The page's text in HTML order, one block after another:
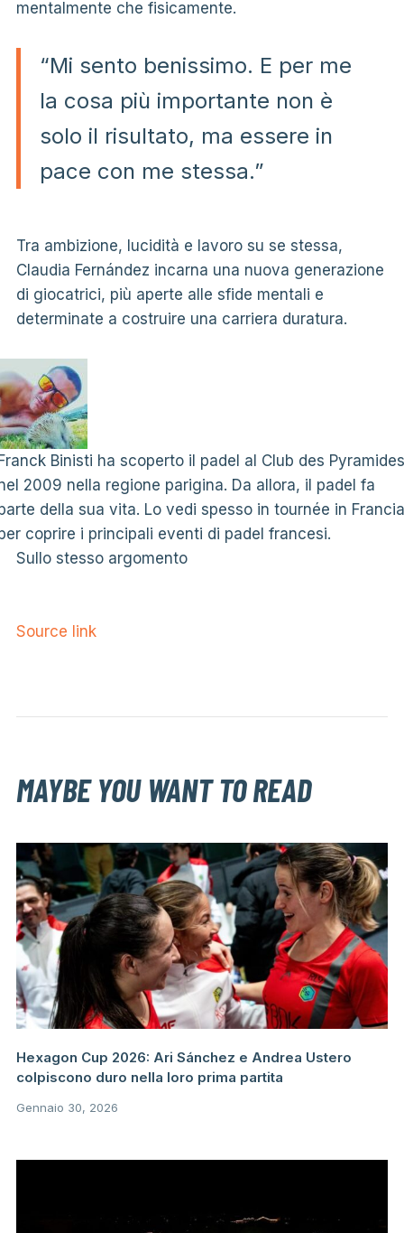
mentalmente che fisicamente.
“Mi sento benissimo. E per me
la cosa più importante non è
solo il risultato, ma essere in
pace con me stessa.”
Tra ambizione, lucidità e lavoro su se stessa,
Claudia Fernández incarna una nuova generazione
di giocatrici, più aperte alle sfide mentali e
determinate a costruire una carriera duratura.
Binisti ha scoperto il padel al Club des Pyramides
2009 nella regione parigina. Da allora, il padel fa
della sua vita. Lo vedi spesso in tournée in Francia
coprire i principali eventi di padel francesi.
Sullo stesso argomento
Source link
MAYBE YOU WANT TO READ
Hexagon Cup 2026: Ari Sánchez e Andrea Ustero
colpiscono duro nella loro prima partita
Gennaio 30, 2026